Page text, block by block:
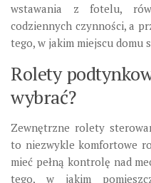
wstawania z fotelu,
codziennych czynności, a
tego, w jakim miejscu domu
Rolety
wybrać?
Zewnętrzne rolety
to niezwykle komfortowe
mieć pełną kontrolę nad
tego, w jakim